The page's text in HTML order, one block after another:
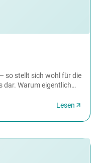
so stellt sich wohl für die
dar. Warum eigentlich
Lesen